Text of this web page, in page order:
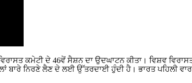
ਕਮੇਟੀ ਦੇ 46ਵੇਂ ਸੈਸ਼ਨ ਦਾ ਉਦਘਾਟਨ ਕੀਤਾ। ਵਿਸ਼ਵ
ਬਾਰੇ ਨਿਰਣੇ ਲੈਣ ਦੇ ਲਈ ਉੱਤਰਦਾਈ ਹੁੰਦੀ ਹੈ। ਭਾਰਤ ਪਹਿਲੀ ਵਾਰ